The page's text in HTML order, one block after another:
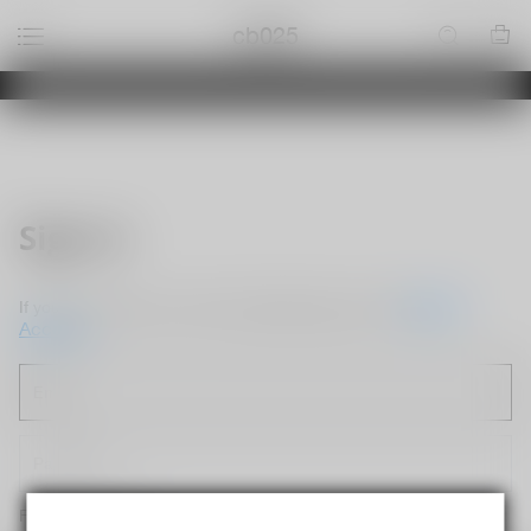
cb025
Sign in
If you do not have an account, please sign up now.
Account